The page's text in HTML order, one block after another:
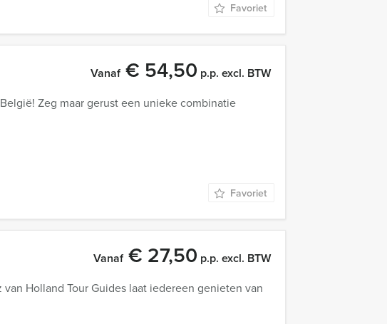
Favoriet
Vanaf€ 54,50 p.p. excl. BTW
Zeg maar gerust een unieke combinatie
Favoriet
Vanaf€ 27,50 p.p. excl. BTW
Holland Tour Guides laat iedereen genieten van